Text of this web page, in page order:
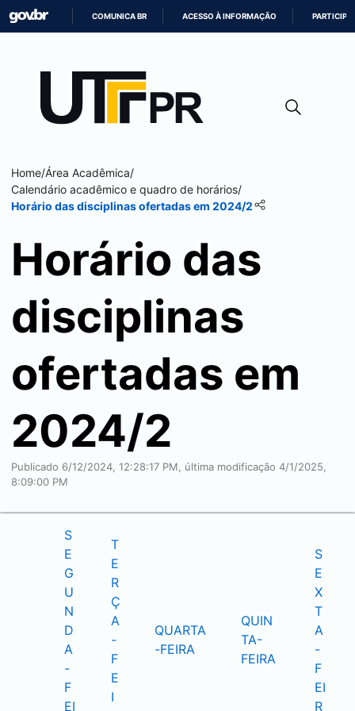
CONTEÚDO
COMUNICA BR ACESSO À INFORMAÇÃO PARTICIPE
Home/Área Acadêmica/
Calendário acadêmico e quadro de horários/
Horário das disciplinas ofertadas em 2024/2
Horário das
disciplinas
ofertadas em
2024/2
Publicado 6/12/2024, 12:28:17 PM, última modificação 4/1/2025,
8:09:00 PM
S
E
G
U
N
D
A
-
F
EI
T
E
R
Ç
A
-
F
E
I
QUARTA
-FEIRA
QUIN
TA-
FEIRA
S
E
X
T
A
-
F
EI
R